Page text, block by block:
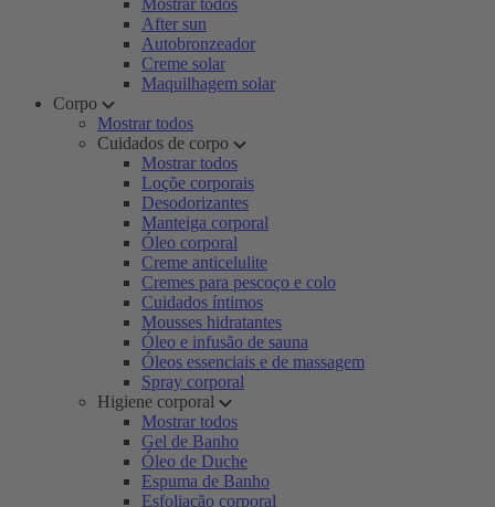
Mostrar todos
After sun
Autobronzeador
Creme solar
Maquilhagem solar
Corpo
Mostrar todos
Cuidados de corpo
Mostrar todos
Loçõe corporais
Desodorizantes
Manteiga corporal
Óleo corporal
Creme anticelulite
Cremes para pescoço e colo
Cuidados íntimos
Mousses hidratantes
Óleo e infusão de sauna
Óleos essenciais e de massagem
Spray corporal
Higiene corporal
Mostrar todos
Gel de Banho
Óleo de Duche
Espuma de Banho
Esfoliação corporal